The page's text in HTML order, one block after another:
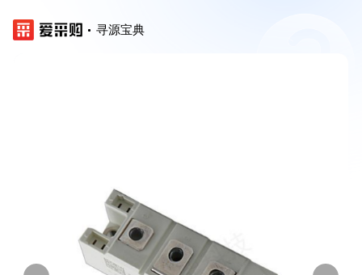
寻源宝典